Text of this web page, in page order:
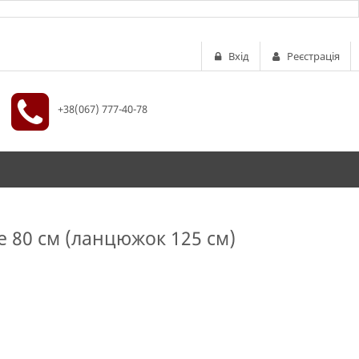
80 см (ланцюжок 125 см)
Вхід Реєстрація
+38(067) 777-40-78